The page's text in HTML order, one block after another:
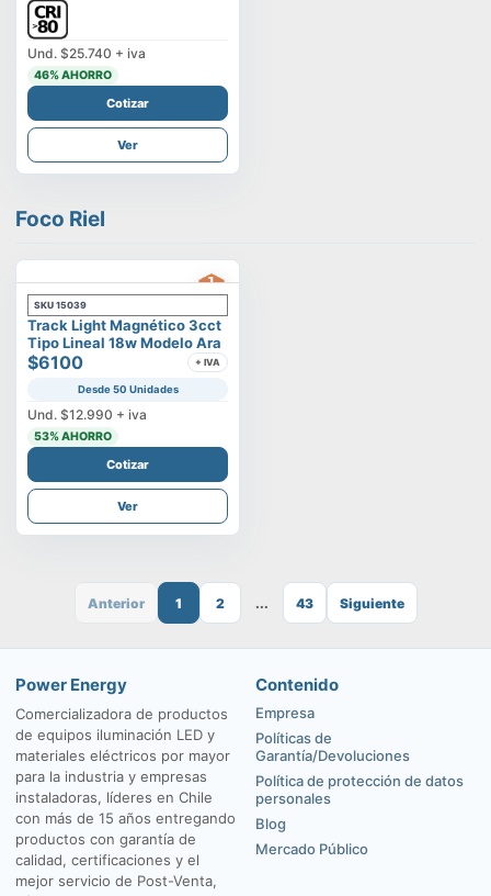
Und. $25.740 + iva
46% AHORRO
Cotizar
Ver
Foco Riel
SKU 15039
Track Light Magnético 3cct
Tipo Lineal 18w Modelo Ara
$6100 + IVA
Desde 50 Unidades
Und. $12.990 + iva
53% AHORRO
Cotizar
Ver
Anterior 1 2 ... 43 Siguiente
Power Energy
Comercializadora de productos
de equipos iluminación LED y
materiales eléctricos por mayor
para la industria y empresas
instaladoras, líderes en Chile
con más de 15 años entregando
productos con garantía de
calidad, certificaciones y el
mejor servicio de Post-Venta,
Contenido
Empresa
Políticas de
Garantía/Devoluciones
Política de protección de datos
personales
Blog
Mercado Público